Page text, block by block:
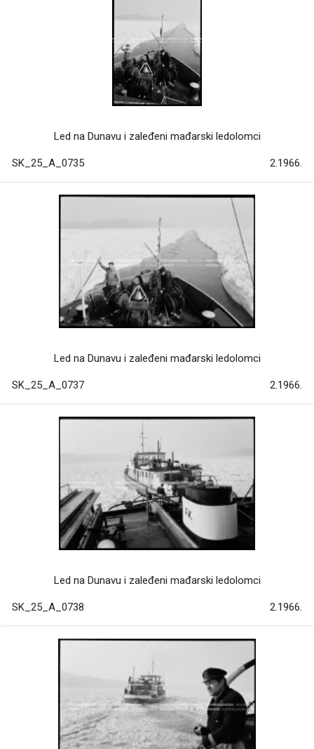
Led na Dunavu i zaleđeni mađarski ledolomci
SK_25_A_0735 2.1966.
Led na Dunavu i zaleđeni mađarski ledolomci
SK_25_A_0737 2.1966.
Led na Dunavu i zaleđeni mađarski ledolomci
SK_25_A_0738 2.1966.